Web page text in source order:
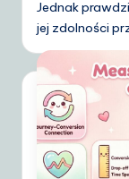
Jednak
jej zdolności